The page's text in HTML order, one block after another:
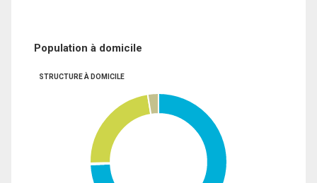
Population à domicile
STRUCTURE À DOMICILE